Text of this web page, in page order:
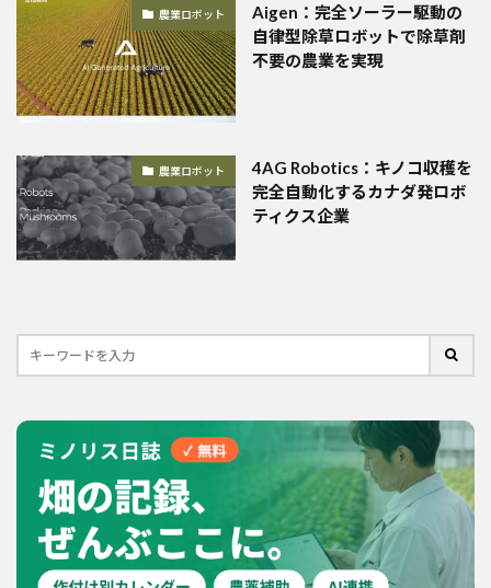
農業ロボット
Aigen：完全ソーラー駆動の
自律型除草ロボットで除草剤
不要の農業を実現
農業ロボット
4AG Robotics：キノコ収穫を
完全自動化するカナダ発ロボ
ティクス企業